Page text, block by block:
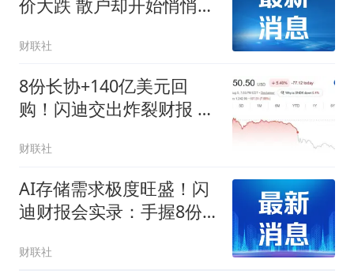
价大跌 散户却开始悄悄抄
财联社
8份长协+140亿美元回
购！闪迪交出炸裂财报 却
财联社
AI存储需求极度旺盛！闪
迪财报会实录：手握8份
939亿美元
财联社